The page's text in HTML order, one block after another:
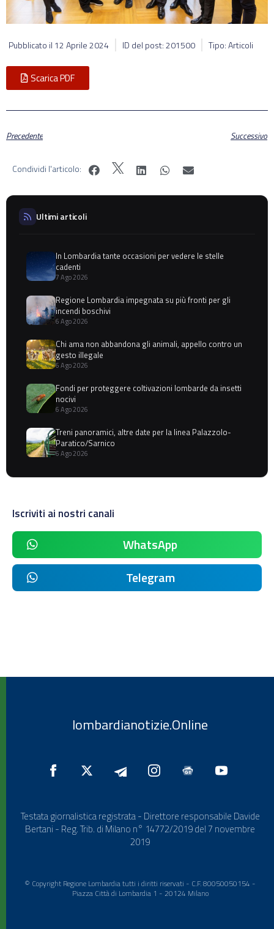
Pubblicato il 12 Aprile 2024 ID del post: 201500 Tipo: Articoli
Scarica PDF
Precedente Successivo
Condividi l'articolo:
Ultimi articoli
In Lombardia tante occasioni per vedere le stelle
cadenti
7 Ago 2026
Regione Lombardia impegnata su più fronti per gli
incendi boschivi
6 Ago 2026
Chi ama non abbandona gli animali, appello contro un
gesto illegale
6 Ago 2026
Fondi per proteggere coltivazioni lombarde da insetti
nocivi
6 Ago 2026
Treni panoramici, altre date per la linea Palazzolo-
Paratico/Sarnico
6 Ago 2026
Iscriviti ai nostri canali
WhatsApp
Telegram
lombardianotizie.Online
Testata giornalistica registrata - Direttore responsabile Davide
Bertani - Reg. Trib. di Milano n° 14772/2019 del 7 novembre
2019
© Copyright Regione Lombardia tutti i diritti riservati - C.F. 80050050154 -
Piazza Città di Lombardia 1 - 20124 Milano